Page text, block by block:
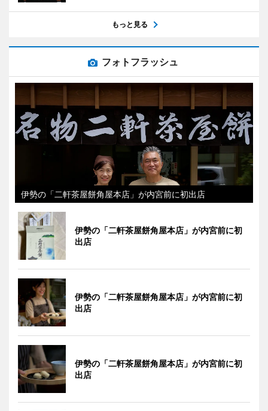
もっと見る
フォトフラッシュ
伊勢の「二軒茶屋餅角屋本店」が内宮前に初出店
伊勢の「二軒茶屋餅角屋本店」が内宮前に初
出店
伊勢の「二軒茶屋餅角屋本店」が内宮前に初
出店
伊勢の「二軒茶屋餅角屋本店」が内宮前に初
出店